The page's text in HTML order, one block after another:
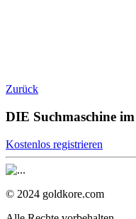
Zurück
DIE Suchmaschine
Kostenlos registrieren
© 2024 goldkore.com